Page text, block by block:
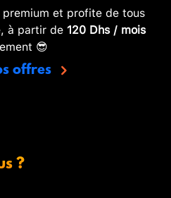
et profite de tous
à partir de 120 Dhs / mois
😎
offres
?